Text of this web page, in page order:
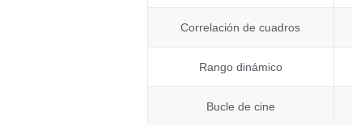
Correlación de cuadros
Rango dinámico
Bucle de cine